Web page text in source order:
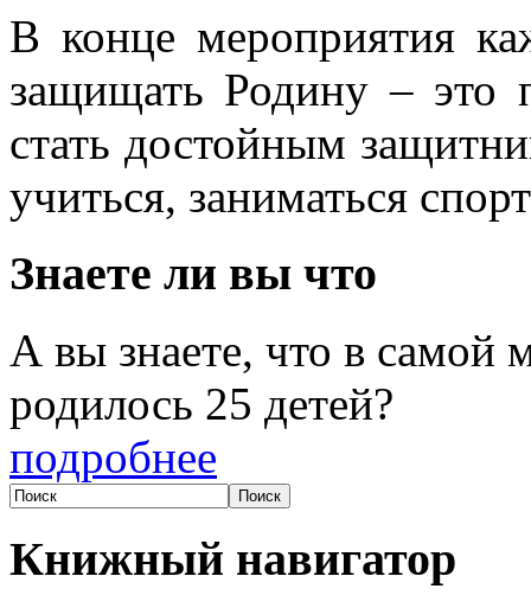
В конце мероприятия
защищать Родину – это
стать достойным
учиться, заниматься
Знаете ли вы что
А вы знаете, что в самой
родилось 25 детей?
подробнее
Книжный навигатор